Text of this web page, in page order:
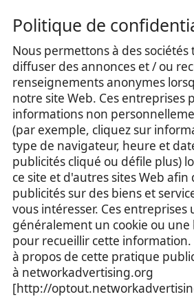
Politique de
Nous permettons à des sociétés
diffuser des annonces et / ou
renseignements anonymes
notre site Web. Ces entreprises
informations non
(par exemple, cliquez sur
type de navigateur, heure et
publicités cliqué ou défile plus)
ce site et d'autres sites Web
publicités sur des biens et
vous intéresser. Ces entreprises
généralement un cookie ou une
pour recueillir cette information.
à propos de cette pratique
à networkadvertising.org
[http://